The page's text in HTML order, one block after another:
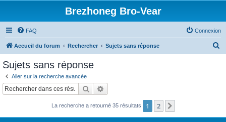
Brezhoneg Bro-Vear
FAQ Connexion
Accueil du forum Rechercher Sujets sans réponse
c
Sujets sans réponse
Aller sur la recherche avancée
Rechercher
La recherche a retourné 35 résultats 1 2